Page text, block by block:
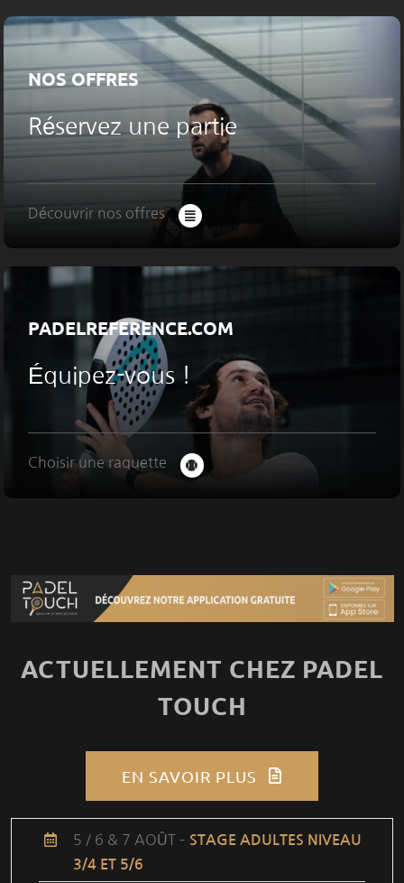
LA BOUTIQUE
PARTIES OUVERTES
NOS OFFRES
Réservez une partie
Découvrir nos offres
PADELREFERENCE.COM
Équipez-vous !
Choisir une raquette
ACTUELLEMENT CHEZ PADEL
TOUCH
EN SAVOIR PLUS
5 / 6 & 7 AOÛT – STAGE ADULTES NIVEAU
3/4 ET 5/6